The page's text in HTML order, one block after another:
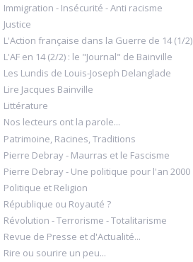
Immigration - Insécurité - Anti racisme
Justice
L'Action française dans la Guerre de 14 (1/2)
L'AF en 14 (2/2) : le "Journal" de Bainville
Les Lundis de Louis-Joseph Delanglade
Lire Jacques Bainville
Littérature
Nos lecteurs ont la parole...
Patrimoine, Racines, Traditions
Pierre Debray - Maurras et le Fascisme
Pierre Debray - Une politique pour l'an 2000
Politique et Religion
République ou Royauté ?
Révolution - Terrorisme - Totalitarisme
Revue de Presse et d'Actualité...
Rire ou sourire un peu...